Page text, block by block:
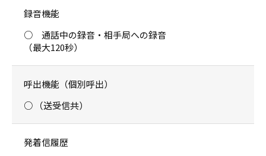
録音機能
○ 通話中の録音・相手局への録音
（最大120秒）
呼出機能（個別呼出）
○ （送受信共）
発着信履歴